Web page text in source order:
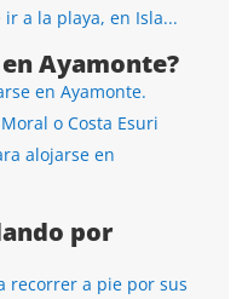
a la playa, en Isla...
Ayamonte?
en Ayamonte.
o Costa Esuri
alojarse en
por
recorrer a pie por sus